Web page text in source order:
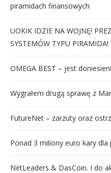
piramidach finansowych
UOKIK IDZIE NA WOJNĘ!
SYSTEMÓW TYPU PIRAMIDA!
OMEGA BEST – jest
Wygrałem drugą sprawę z
FutureNet – zarzuty oraz
Ponad 3 miliony euro kary
NetLeaders & DasCoin. I do